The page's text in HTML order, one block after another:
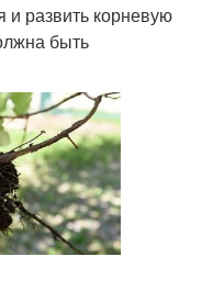
и развить корневую
быть